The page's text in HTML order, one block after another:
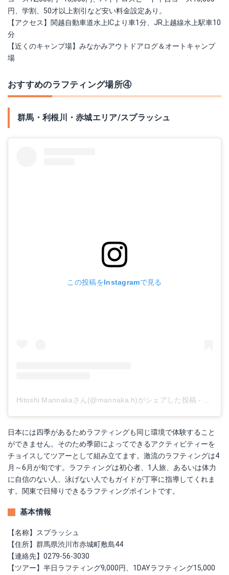
円、学割、50才以上割引など安い料金設定あり。
【アクセス】関越自動車道水上ICより車1分、JR上越線水上駅車10
分
【近くのキャンプ場】みなかみアウトドアログ＆オートキャンプ
場
おすすめのラフティング場所④
群馬・利根川・赤城エリア/スプラッシュ
この投稿をInstagramで見る
Hitoshi Mannakaさん(@mannaka.h)がシェアした投稿 - 2018
日本には四季があるためラフティングも同じ環境で体験すること
ができません。そのため季節によってできるアクティビティーを
チョイスしてツアーとして組み立てます。激流のラフティングは4
月～6月が旬です。ラフティングは初心者、1人旅、あるいは体力
に自信のない人、泳げない人でもガイドが丁寧に指導してくれま
す。関東で日帰りできるラフティングポイントです。
基本情報
【名称】スプラッシュ
【住所】群馬県渋川市赤城町敷島44
【連絡先】0279-56-3030
【ツアー】半日ラフティング9,000円、1DAYラフティング15,000